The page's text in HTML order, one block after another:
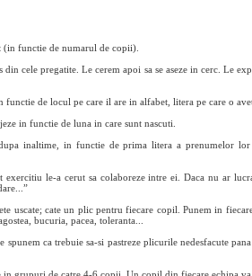
(in functie de numarul de copii).
cele pregatite. Le cerem apoi sa se aseze in cerc. Le
de locul pe care il are in alfabet, litera pe care o
in functie de luna in care sunt nascuti.
inaltime, in functie de prima litera a prenumelor
exercitiu le-a cerut sa colaboreze intre ei. Daca nu ar
uscate; cate un plic pentru fiecare copil. Punem in
bucuria, pacea, toleranta...
ca trebuie sa-si pastreze plicurile nedesfacute